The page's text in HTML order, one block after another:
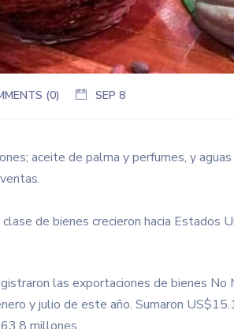
(0) SEP 8
aceite de palma y perfumes, y
de bienes crecieron hacia Estados
las exportaciones de bienes No
y julio de este año. Sumaron